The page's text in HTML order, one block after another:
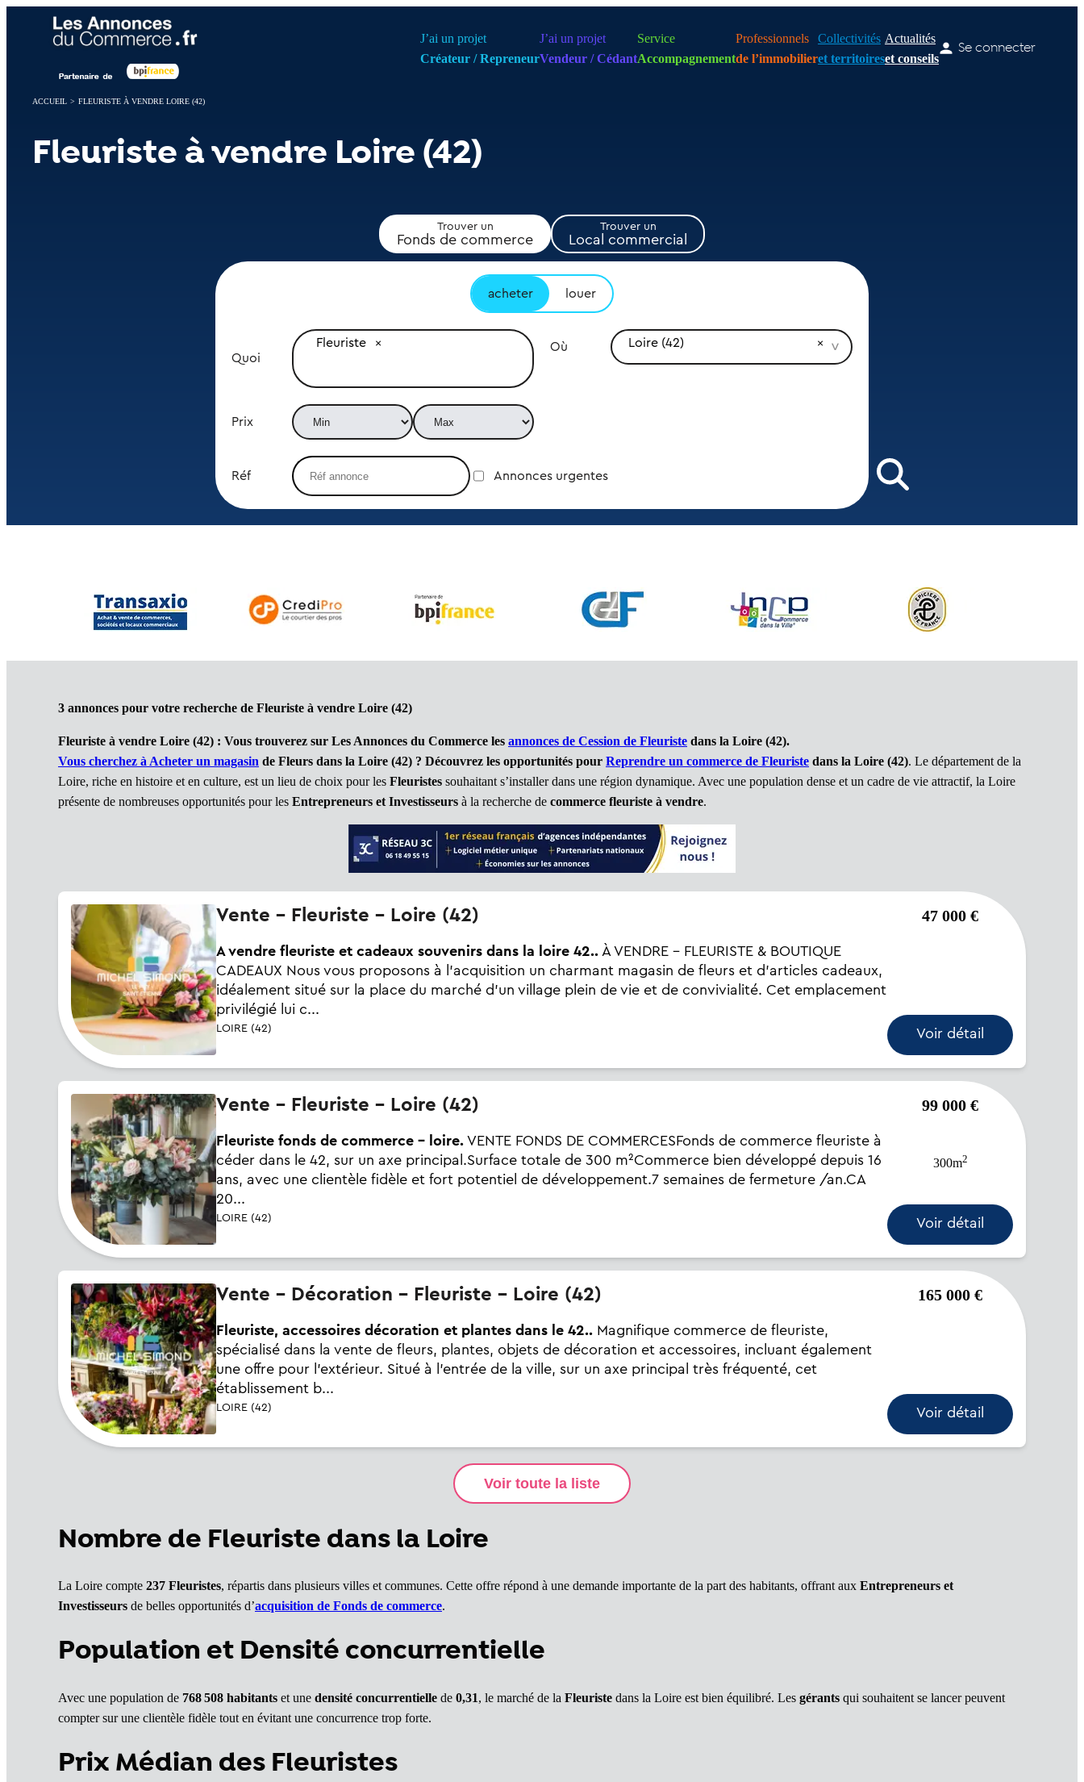
J’ai un projet
Créateur / Repreneur
J’ai un projet
Vendeur / Cédant
Service
Accompagnement
Professionnels
de l’immobilier
Collectivités
et territoires
Actualités
et conseils
Se connecter
ACCUEIL > FLEURISTE À VENDRE LOIRE (42)
Fleuriste à vendre Loire (42)
Trouver un
Fonds de commerce
Trouver un
Local commercial
acheter louer
Quoi
Fleuriste Où Loire (42)
Prix
Réf Annonces urgentes
3 annonces pour votre recherche de Fleuriste à vendre Loire (42)
Fleuriste à vendre Loire (42) : Vous trouverez sur Les Annonces du Commerce les annonces de Cession de Fleuriste dans la Loire (42).
Vous cherchez à Acheter un magasin de Fleurs dans la Loire (42) ? Découvrez les opportunités pour Reprendre un commerce de Fleuriste dans la Loire (42). Le département de la
Loire, riche en histoire et en culture, est un lieu de choix pour les Fleuristes souhaitant s’installer dans une région dynamique. Avec une population dense et un cadre de vie attractif, la Loire
présente de nombreuses opportunités pour les Entrepreneurs et Investisseurs à la recherche de commerce fleuriste à vendre.
Vente - Fleuriste - Loire (42)
A vendre fleuriste et cadeaux souvenirs dans la loire 42.. À VENDRE – FLEURISTE & BOUTIQUE
CADEAUX Nous vous proposons à l’acquisition un charmant magasin de fleurs et d’articles cadeaux,
idéalement situé sur la place du marché d’un village plein de vie et de convivialité. Cet emplacement
privilégié lui c...
LOIRE (42)
47 000 €
Voir détail
Vente - Fleuriste - Loire (42)
Fleuriste fonds de commerce - loire. VENTE FONDS DE COMMERCESFonds de commerce fleuriste à
céder dans le 42, sur un axe principal.Surface totale de 300 m²Commerce bien développé depuis 16
ans, avec une clientèle fidèle et fort potentiel de développement.7 semaines de fermeture /an.CA
20...
LOIRE (42)
99 000 €
300m2
Voir détail
Vente - Décoration - Fleuriste - Loire (42)
Fleuriste, accessoires décoration et plantes dans le 42.. Magnifique commerce de fleuriste,
spécialisé dans la vente de fleurs, plantes, objets de décoration et accessoires, incluant également
une offre pour l’extérieur. Situé à l’entrée de la ville, sur un axe principal très fréquenté, cet
établissement b...
LOIRE (42)
165 000 €
Voir détail
Nombre de Fleuriste dans la Loire
La Loire compte 237 Fleuristes, répartis dans plusieurs villes et communes. Cette offre répond à une demande importante de la part des habitants, offrant aux Entrepreneurs et
Investisseurs de belles opportunités d’acquisition de Fonds de commerce.
Population et Densité concurrentielle
Avec une population de 768 508 habitants et une densité concurrentielle de 0,31, le marché de la Fleuriste dans la Loire est bien équilibré. Les gérants qui souhaitent se lancer peuvent
compter sur une clientèle fidèle tout en évitant une concurrence trop forte.
Prix Médian des Fleuristes
Panneau de gestion des cookies